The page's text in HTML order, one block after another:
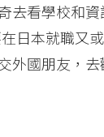
去看學校和
日本就職又
外國朋友，